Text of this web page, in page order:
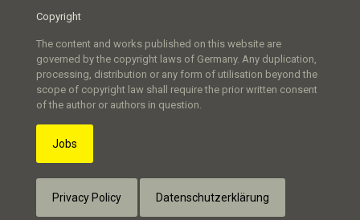
Copyright
The content and works published on this website are
governed by the copyright laws of Germany. Any duplication,
processing, distribution or any form of utilisation beyond the
scope of copyright law shall require the prior written consent
of the author or authors in question.
Jobs
Privacy Policy Datenschutzerklärung